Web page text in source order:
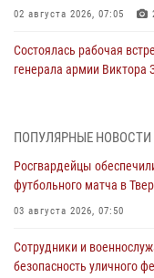
02 августа 2026, 07:05
Состоялась рабочая
генерала армии Виктора
31 июля 2026, 05:42 4
Росгвардейцы в Твери
Дню Крещения Руси
28 июля 2026, 11:30
Сотрудники
пресекли 20
ПОПУЛЯРНЫЕ НОВОСТИ
Росгвардейцы
футбольного матча в
03 августа 2026, 07:50
Сотрудники и
безопасность уличного